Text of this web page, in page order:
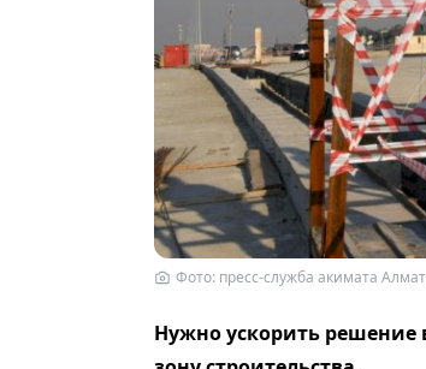
Фото: пресс-служба акимата
Нужно ускорить решение